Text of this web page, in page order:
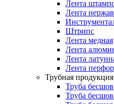
Лента
Лента
Штрипс
Лента медная
Лента
Лента
Лента
Трубная продукция
Труба
Труба